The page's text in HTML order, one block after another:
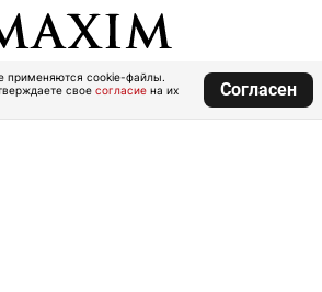
применяются cookie-файлы.
свое согласие на их
Согласен